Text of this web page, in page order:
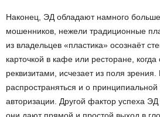
Наконец, ЭД обладают намного
мошенников, нежели традиционные
из владельцев «пластика» осознаёт
карточкой в кафе или ресторане,
реквизитами, исчезает из поля
распространяться и о принципиальной
авторизации. Другой фактор успеха